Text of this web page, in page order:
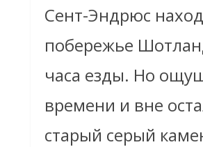
Сент-Эндрюс
побережье
часа езды. Но
времени и вне
старый серый